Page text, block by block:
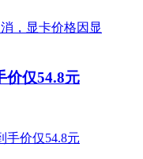
价仅54.8元